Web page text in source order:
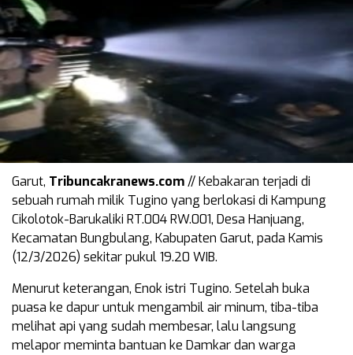
Garut, Tribuncakranews.com// Kebakaran terjadi di
sebuah rumah milik Tugino yang berlokasi di Kampung
Cikolotok-Barukaliki RT.004 RW.001, Desa Hanjuang,
Kecamatan Bungbulang, Kabupaten Garut, pada Kamis
(12/3/2026) sekitar pukul 19.20 WIB.
Menurut keterangan, Enok istri Tugino. Setelah buka
puasa ke dapur untuk mengambil air minum, tiba-tiba
melihat api yang sudah membesar, lalu langsung
melapor meminta bantuan ke Damkar dan warga